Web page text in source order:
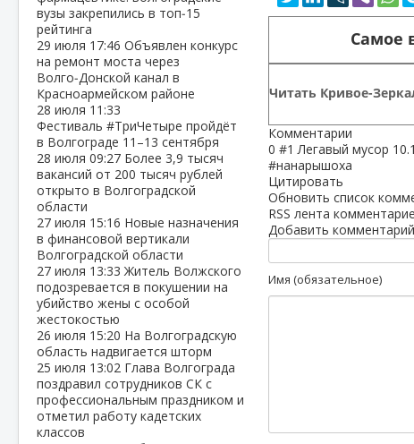
вузы закрепились в топ‑15
рейтинга
29 июля 17:46 Объявлен конкурс
на ремонт моста через
Волго‑Донской канал в
Красноармейском районе
28 июля 11:33
Фестиваль #ТриЧетыре пройдёт
в Волгограде 11–13 сентября
28 июля 09:27 Более 3,9 тысяч
вакансий от 200 тысяч рублей
открыто в Волгоградской
области
27 июля 15:16 Новые назначения
в финансовой вертикали
Волгоградской области
27 июля 13:33Житель Волжского
подозревается в покушении на
убийство жены с особой
жестокостью
26 июля 15:20 На Волгоградскую
область надвигается шторм
25 июля 13:02 Глава Волгограда
поздравил сотрудников СК с
профессиональным праздником и
отметил работу кадетских
классов
Самое
Читать Кривое-
Комментарии
0 #1 Легавый мусор
#нанарышоха
Цитировать
Обновить список
RSS лента
Добавить комментарий
Имя (обязательное)